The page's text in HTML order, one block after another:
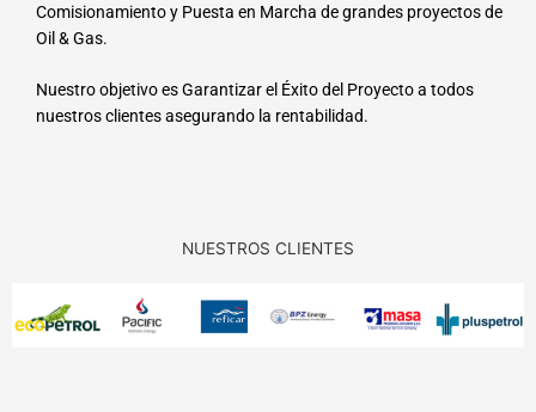
Comisionamiento y Puesta en Marcha de grandes proyectos de
Oil & Gas.
Nuestro objetivo es Garantizar el Éxito del Proyecto a todos
nuestros clientes asegurando la rentabilidad.
NUESTROS CLIENTES